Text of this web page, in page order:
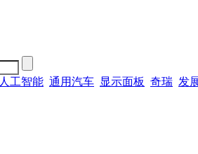
人工智能 通用汽车 显示面板 奇瑞 发